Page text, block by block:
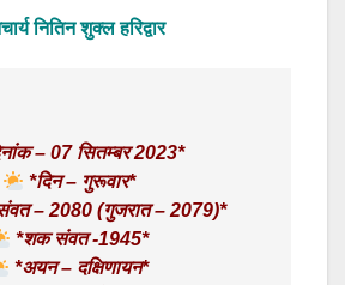
नितिन शुक्ल हरिद्वार
– 07 सितम्बर 2023*
*दिन – गुरूवार*
– 2080 (गुजरात – 2079)*
*शक संवत -1945*
*अयन – दक्षिणायन*